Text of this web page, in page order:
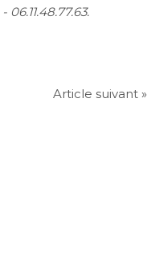
- 06.11.48.77.63.
Article suivant »